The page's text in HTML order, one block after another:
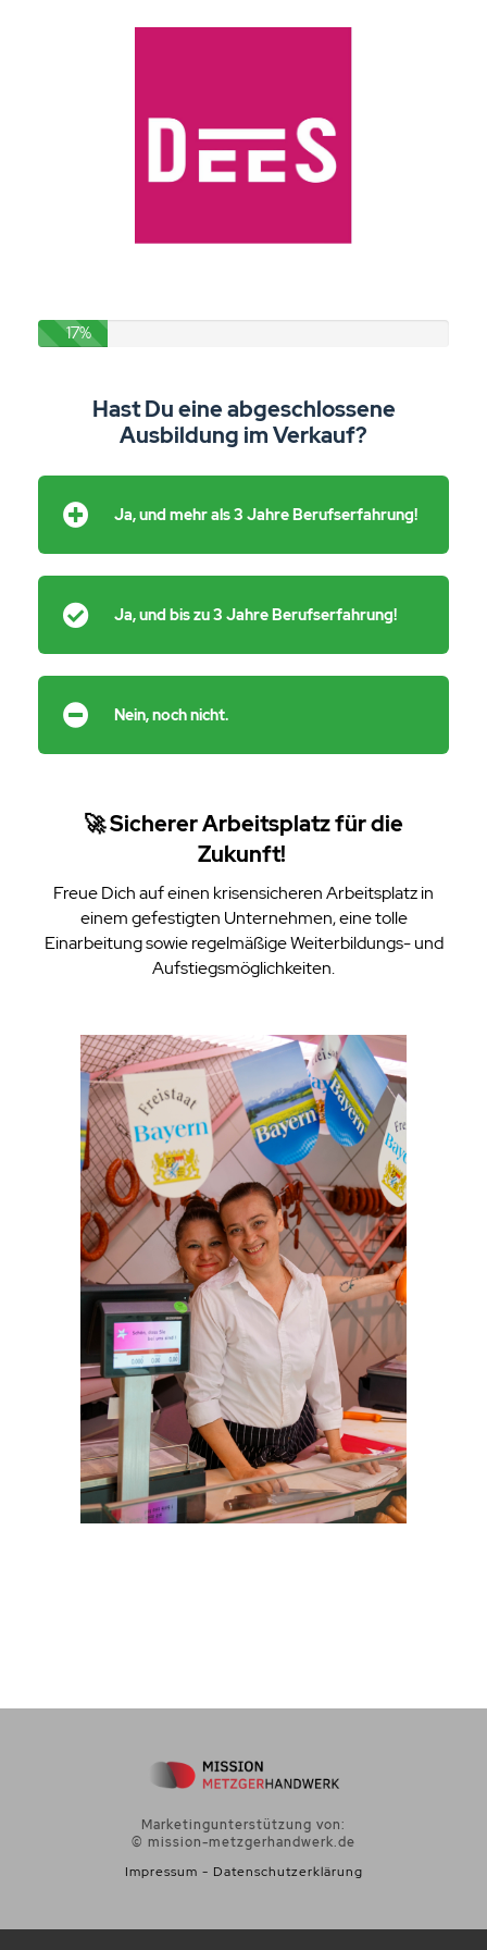
17%
Hast Du eine abgeschlossene
Ausbildung im Verkauf?
Ja, und mehr als 3 Jahre Berufserfahrung!
Ja, und bis zu 3 Jahre Berufserfahrung!
Nein, noch nicht.
🚀 Sicherer Arbeitsplatz für die
Zukunft!
Freue Dich auf einen krisensicheren Arbeitsplatz in
einem gefestigten Unternehmen, eine tolle
Einarbeitung sowie regelmäßige Weiterbildungs- und
Aufstiegsmöglichkeiten.
Marketingunterstützung von:
© mission-metzgerhandwerk.de
Impressum - Datenschutzerklärung